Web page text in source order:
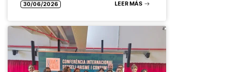
30/06/2026 LEER MÁS